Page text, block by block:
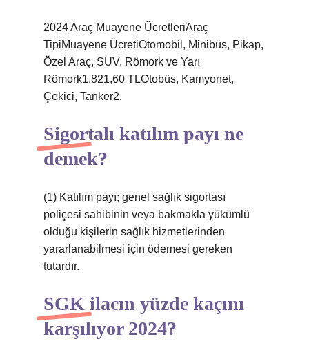
2024 Araç Muayene ÜcretleriAraç
TipiMuayene ÜcretiOtomobil, Minibüs, Pikap,
Özel Araç, SUV, Römork ve Yarı
Römork1.821,60 TLOtobüs, Kamyonet,
Çekici, Tanker2.
Sigortalı katılım payı ne
demek?
(1) Katılım payı; genel sağlık sigortası
poliçesi sahibinin veya bakmakla yükümlü
olduğu kişilerin sağlık hizmetlerinden
yararlanabilmesi için ödemesi gereken
tutardır.
SGK ilacın yüzde kaçını
karşılıyor 2024?